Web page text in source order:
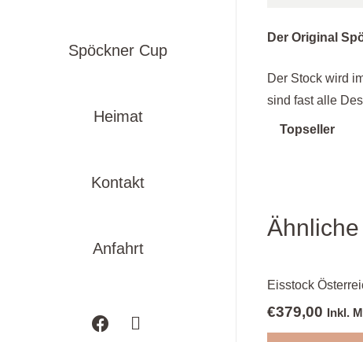
Spöckner Cup
Heimat
Kontakt
Anfahrt
Der Original
Der Stock wird
sind fast alle
Topseller
Eisstock
€379,00 Inkl.